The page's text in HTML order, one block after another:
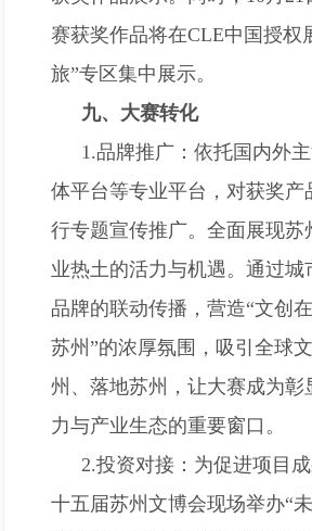
赛获奖作品将在CLE中国授权
旅”专区集中展示。
九、大赛转化
1.品牌推广：依托国内外
体平台等专业平台，对获奖产
行专题宣传推广。全面展现苏
业热土的活力与机遇。通过城
品牌的联动传播，营造“文创
苏州”的浓厚氛围，吸引全球
州、落地苏州，让大赛成为彰
力与产业生态的重要窗口。
2.投资对接：为促进项目
十五届苏州文博会现场举办“